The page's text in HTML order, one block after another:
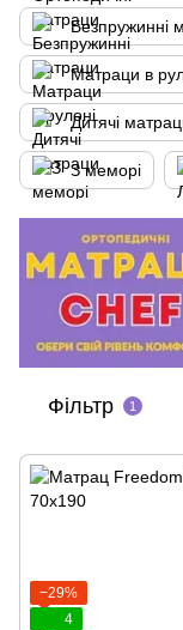
Безпружинні
Матраци в
Дитячі
З меморі
Фільтр 1
−29%
4